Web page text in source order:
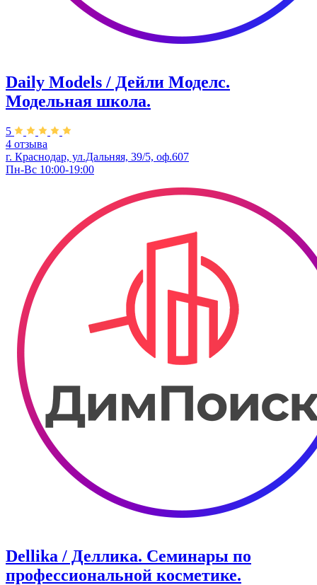
Daily Models / Дейли Моделс.
Модельная школа.
5
4 отзыва
г. Краснодар, ул.Дальняя, 39/5, оф.607
Пн-Вс 10:00-19:00
Dellika / Деллика. Семинары по
профессиональной косметике.